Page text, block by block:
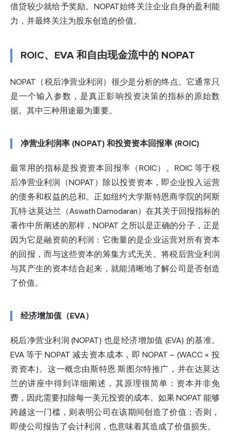
借贷较少就给予奖励。NOPAT始终关注企业自身的盈利能
力，并最终关注为股东创造的价值。
ROIC、EVA 和自由现金流中的 NOPAT
NOPAT（税后净营业利润）很少是分析的终点。它通常只
是一个输入参数，是真正影响投资决策的指标的原始数
据。其中三种用途最为重要。
净营业利润率 (NOPAT) 和投资资本回报率 (ROIC)
最常用的指标是投资资本回报率（ROIC）。ROIC 等于税
后净营业利润（NOPAT）除以投资资本，即企业投入运营
的债务和权益的总和。正如纽约大学斯特恩商学院的阿斯
瓦特·达莫达兰（Aswath Damodaran） 在其关于回报指标的
著作中所阐述的那样，NOPAT 之所以是正确的分子，正是
因为它是融资前的利润：它衡量的是企业运营对所有资本
的回报，而与这些资本的筹集方式无关。将税后营业利润
与其产生的资本结合起来，就能清晰地了解公司是否创造
了价值。
经济增加值（EVA）
税后净营业利润 (NOPAT) 也是经济增加值 (EVA) 的基准。
EVA 等于 NOPAT 减去资本成本，即 NOPAT − (WACC× 投
资资本)。这一概念由斯特恩·斯图尔特推广，并在达莫达
兰的讲座中得到详细阐述，其原理很简单：资本并非免
费，因此需要扣除每一美元投资的成本。如果 NOPAT 能够
跨越这一门槛，则表明公司在该期间创造了价值；否则，
即使公司报告了会计利润，也意味着其造成了价值损失。